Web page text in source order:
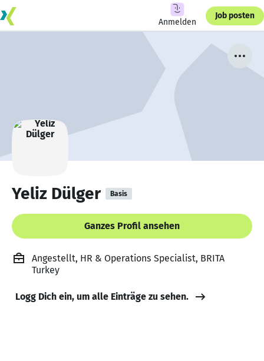
Anmelden
Job posten
Yeliz Dülger Basis
Ganzes Profil ansehen
Angestellt, HR & Operations Specialist, BRITA
Turkey
Logg Dich ein, um alle Einträge zu sehen.